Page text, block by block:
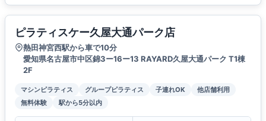
ピラティスケー久屋大通パーク店
熱田神宮西駅から車で10分
愛知県名古屋市中区錦3ー16ー13 RAYARD久屋大通パーク T1棟
2F
マシンピラティス グループピラティス 子連れOK
他店舗利用
無料体験
駅から5分以内